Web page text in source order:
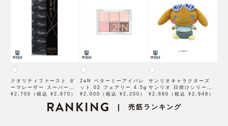
クオリティファースト ダ
ーマレーザー スーパーブ
ラックVC1ショット 28個
¥2,700（税込 ¥2,970）
2aN ベターミーアイパレ
ット 02 フェアリー 4.5g
¥2,000（税込 ¥2,200）
サンリオキャラクターズ
サンリオ 日焼けシリーズ
ぬいぐるみ シナモロール
¥2,680（税込 ¥2,948）
RANKING | 売筋ランキング